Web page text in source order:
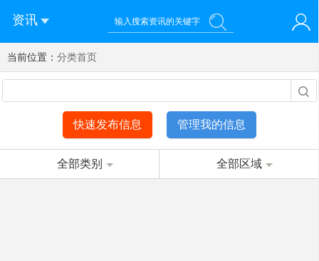
资讯
您好！欢迎来到济南西站棒极网-济南西部新城社区新媒体综
合资讯门户网站
登录 注册 微信快速登录
当前位置： 分类首页
快速发布信息 管理我的信息
全部类别 全部区域